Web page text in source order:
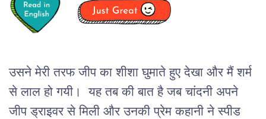
उसने मेरी तरफ जीप का शीशा घुमाते हुए देखा और मैं शर्म
से लाल हो गयी। यह तब की बात है जब चांदनी अपने
जीप ड्राइवर से मिली और उनकी प्रेम कहानी ने स्पीड